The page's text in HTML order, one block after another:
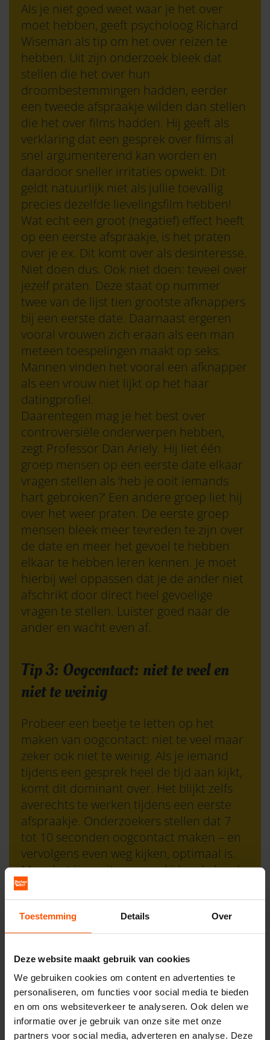
Toestemming Details Over
Deze website maakt gebruik van cookies
We gebruiken cookies om content en advertenties te
personaliseren, om functies voor social media te bieden
en om ons websiteverkeer te analyseren. Ook delen we
informatie over je gebruik van onze site met onze
partners voor social media, adverteren en analyse. Deze
Als je niet goed weet waar je het over
moet hebben, geeft psycholoog Richard
Wiseman als tip om het over reizen te
hebben. Uit zijn onderzoek bleek dat
stellen die het over hun
droombestemmingen hadden, eerder
een tweede afspraakje wilden dan stellen
die het over films hadden. Hij geeft als
verklaring dat een gesprek over films al
snel argumenterend kan worden en
daardoor sneller irritaties opwekt. Dit
geldt natuurlijk niet als jullie toevallig
precies dezelfde lievelingsfilm hebben!
Wat echt een groot (negatief) effect heeft
op een eerste afspraakje, is het praten
over je ex. Dit komt over als desinteresse.
Niet doen dus. Ook niet doen: teveel over
jezelf praten. Deze staat op nummer
twee van de lijst tien grootste afknappers
bij een eerste date. Daarnaast ergeren
vooral vrouwen zich eraan als een man
meteen toespelingen maakt op seks.
Mannen vinden het vooral een afknapper
als een vrouw niet lijkt op het haar
datingprofiel.
Daarentegen mag je het best over
controversiële onderwerpen hebben,
zegt Professor Dan Ariely. Hij liet één
groep mensen op een eerste date elkaar
vragen stellen als ‘heb je ooit iemands
hart gebroken?’ Een andere groep liet hij
over het weer praten. De eerste groep
mensen bleek meer tevreden te zijn over
de date en meer het gevoel te hebben
elkaar te hebben leren kennen. Je moet
hierbij wel oppassen dat je de ander niet
afschrikt door direct heel gevoelige
vragen te stellen. Luister goed naar de
ander en wacht even af.
Tip 3: Oogcontact: niet te veel en
niet te weinig
Probeer een beetje te letten op het
maken van oogcontact: niet te veel maar
zeker ook niet te weinig. Als je iemand
tijdens een gesprek heel de tijd aan kijkt,
komt dit dominant over. Het blijkt zelfs
averechts te werken tijdens een eerste
afspraakje. Onderzoekers stellen dat 7
tot 10 seconden oogcontact maken – en
vervolgens even weg kijken, optimaal is.
Maar het is nooit een goed idee de harde
statistieken exact te volgen, dus voel
vooral aan of je niet te lang of juist te
weinig oogcontact maakt.
Tip 4: De eerste-date-look: waar
letten mannen op?
Het is natuurlijk zo dat je een verschijning
moet kiezen waar je je vooral zelf goed bij